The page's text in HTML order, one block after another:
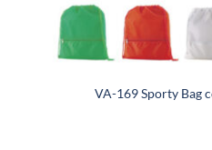
VA-169 Sporty Bag